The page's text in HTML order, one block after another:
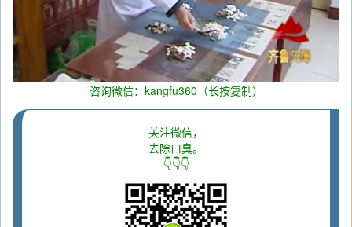
咨询微信：kangfu360（长按复制）
关注微信，
去除口臭。
👇👇👇